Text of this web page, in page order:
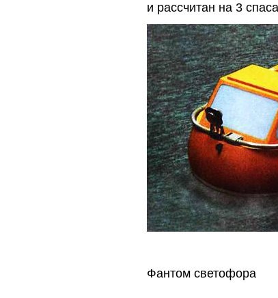
и рассчитан на 3
Фантом светофора